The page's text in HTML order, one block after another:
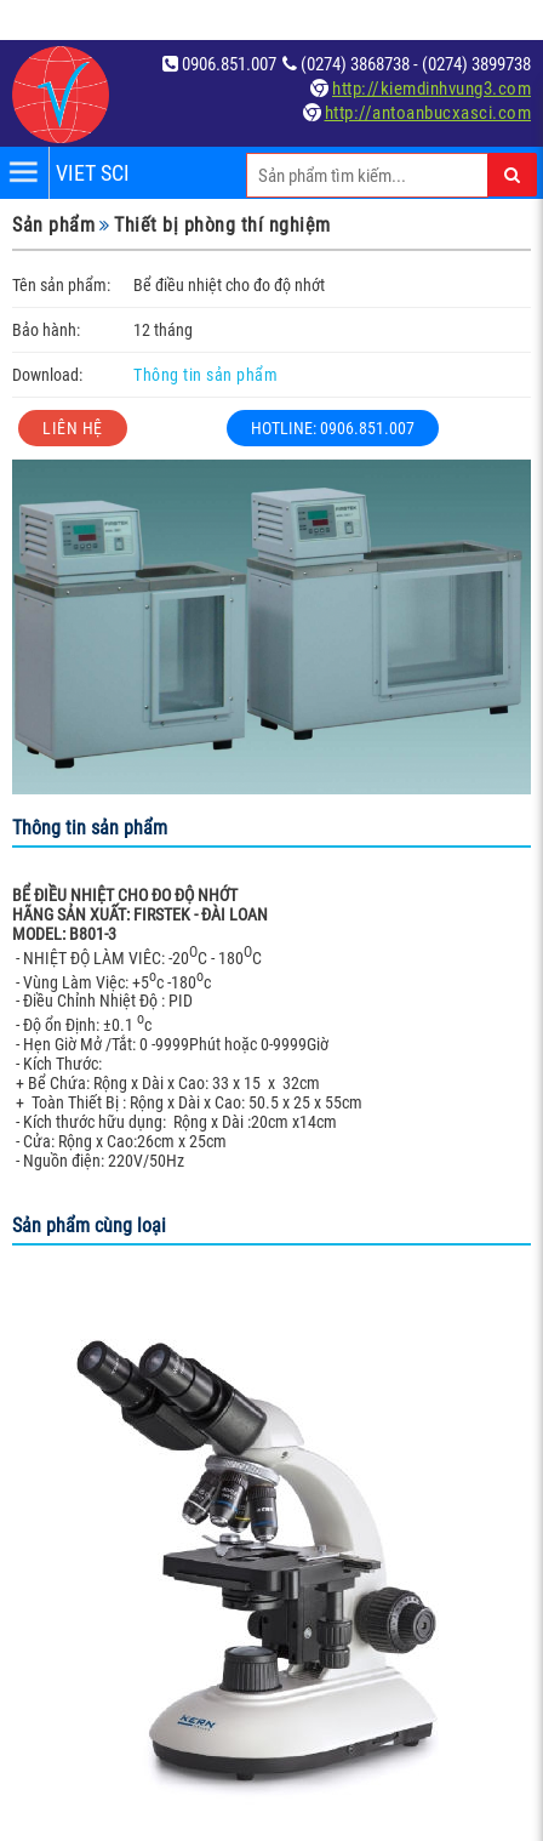
(0274) 3868738 - (0274) 3899738
0906.851.007
http://kiemdinhvung3.com
http://antoanbucxasci.com
VIET SCI
Sản phẩm Thiết bị phòng thí nghiệm
Tên sản phẩm: Bể điều nhiệt cho đo độ nhớt
Bảo hành: 12 tháng
Download: Thông tin sản phẩm
LIÊN HỆ HOTLINE: 0906.851.007
Thông tin sản phẩm
BỂ ĐIỀU NHIỆT CHO ĐO ĐỘ NHỚT
HÃNG SẢN XUẤT: FIRSTEK - ĐÀI LOAN
MODEL: B801-3
- NHIỆT ĐỘ LÀM VIÊC: -20OC - 180OC
- Vùng Làm Việc: +5oc -180oc
- Điều Chỉnh Nhiệt Độ : PID
- Độ ổn Định: ±0.1 oc
- Hẹn Giờ Mở /Tắt: 0 -9999Phút hoặc 0-9999Giờ
- Kích Thước:
+ Bể Chứa: Rộng x Dài x Cao: 33 x 15 x 32cm
+ Toàn Thiết Bị : Rộng x Dài x Cao: 50.5 x 25 x 55cm
- Kích thước hữu dụng: Rộng x Dài :20cm x14cm
- Cửa: Rộng x Cao:26cm x 25cm
- Nguồn điện: 220V/50Hz
Sản phẩm cùng loại